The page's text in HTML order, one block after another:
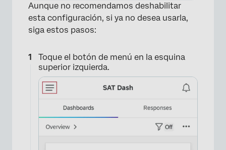
Aunque no recomendamos deshabilitar
esta configuración, si ya no desea usarla,
siga estos pasos:
Toque el botón de menú en la esquina
superior izquierda.